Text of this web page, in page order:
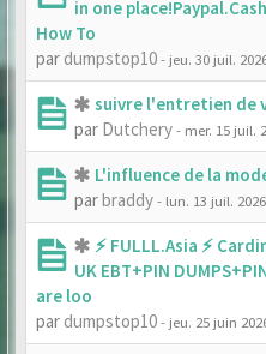
in one
How To
par dumpstop10- jeu. 30 juil.
suivre l'entretien de
par Dutchery- mer. 15 juil.
L'influence de la
parbraddy- lun. 13 juil.
⚡ FULLL.Asia ⚡
UK EBT+PIN
are loo
par dumpstop10- jeu. 25 juin